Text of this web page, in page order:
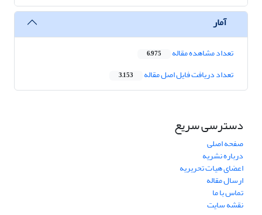
آمار
تعداد مشاهده مقاله 6,975
تعداد دریافت فایل اصل مقاله 3,153
دسترسی سریع
صفحه اصلی
درباره نشریه
اعضای هیات تحریریه
ارسال مقاله
تماس با ما
نقشه سایت